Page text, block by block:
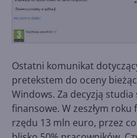
Ostatni komunikat
pretekstem do oceny
Windows. Za decyzją
finansowe. W zeszłym
rzędu 13 mln euro, przez